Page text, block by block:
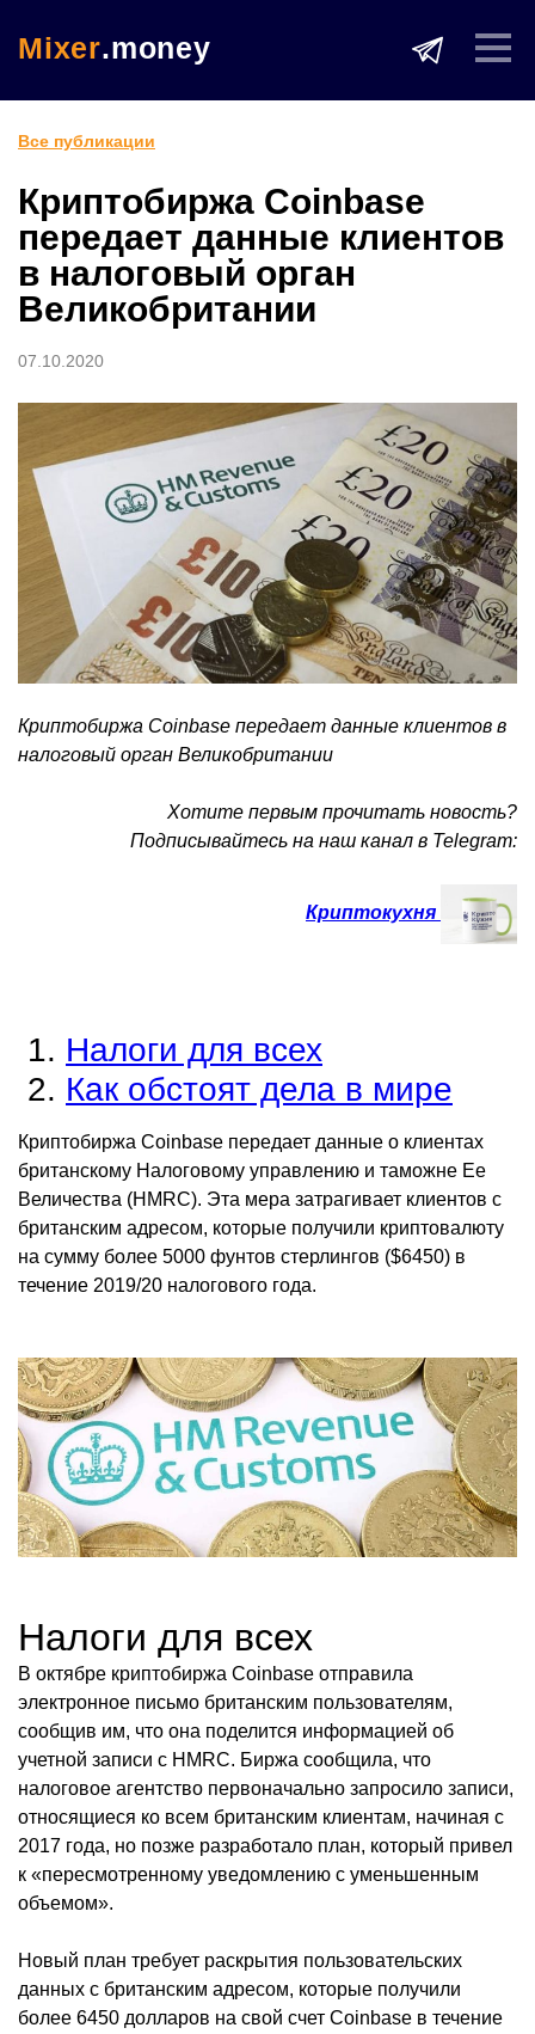
Mixer.money
Все публикации
Криптобиржа Coinbase
передает данные клиентов
в налоговый орган
Великобритании
07.10.2020
Криптобиржа Coinbase передает данные клиентов в
налоговый орган Великобритании
Хотите первым прочитать новость?
Подписывайтесь на наш канал в Telegram:
Криптокухня
Налоги для всех
Как обстоят дела в мире
Криптобиржа Coinbase передает данные о клиентах
британскому Налоговому управлению и таможне Ее
Величества (HMRC). Эта мера затрагивает клиентов с
британским адресом, которые получили криптовалюту
на сумму более 5000 фунтов стерлингов ($6450) в
течение 2019/20 налогового года.
Налоги для всех
В октябре криптобиржа Coinbase отправила
электронное письмо британским пользователям,
сообщив им, что она поделится информацией об
учетной записи с HMRC. Биржа сообщила, что
налоговое агентство первоначально запросило записи,
относящиеся ко всем британским клиентам, начиная с
2017 года, но позже разработало план, который привел
к «пересмотренному уведомлению с уменьшенным
объемом».
Новый план требует раскрытия пользовательских
данных с британским адресом, которые получили
более 6450 долларов на свой счет Coinbase в течение